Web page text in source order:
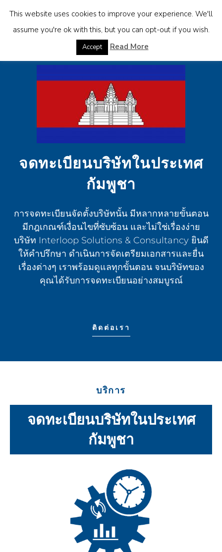
จดทะเบียนบริษัทในประเทศ
กัมพูชา
การจดทะเบียนจัดตั้งบริษัทนั้น มีหลากหลายขั้นตอน
มีกฎเกณฑ์เงื่อนไขที่ซับซ้อน และไม่ใช่เรื่องง่าย
บริษัท Interloop Solutions & Consultancy ยินดี
ให้คำปรึกษา ดำเนินการจัดเตรียมเอกสารและยื่น
เรื่องต่างๆ เราพร้อมดูแลทุกขั้นตอน จนบริษัทของ
คุณได้รับการจดทะเบียนอย่างสมบูรณ์
ติดต่อเรา
บริการ
จดทะเบียนบริษัทในประเทศ
กัมพูชา
This website uses cookies to improve your experience. We'll
assume you're ok with this, but you can opt-out if you wish.
Accept Read More